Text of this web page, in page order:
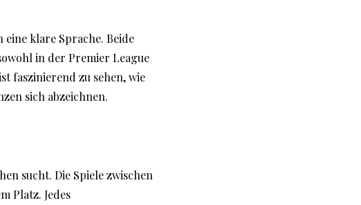
klare Sprache. Beide
in der Premier League
faszinierend zu sehen, wie
sich abzeichnen.
sucht. Die Spiele zwischen
Platz. Jedes